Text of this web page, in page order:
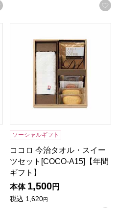
お気に入りに登録する
ソーシャルギフト
ココロ 今治タオル・スイー
ツセット[COCO-A15]【年間
ギフト】
本体 1,500円
税込 1,620円